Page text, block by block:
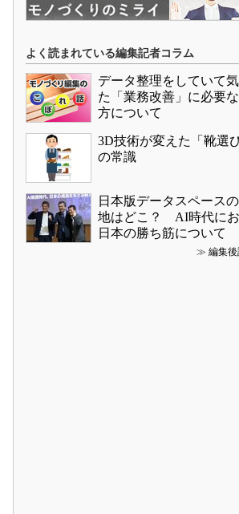
よく読まれている編集記者コラム
データ整理をしていて
た「業務改善」に必要な
方について
3D技術が変えた「靴選び
の常識
日本版データスペース
地はどこ？ AI時代に
日本の勝ち筋について
≫ 編集